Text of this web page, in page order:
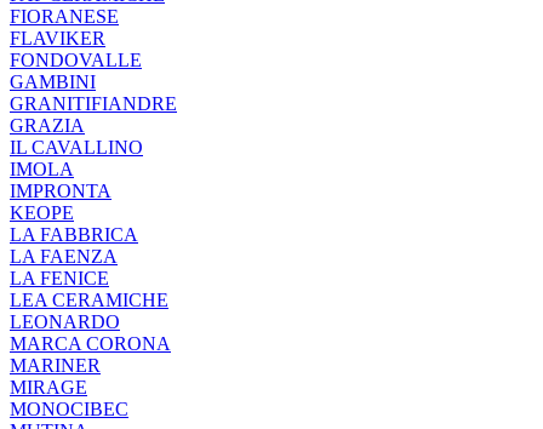
FIORANESE
FLAVIKER
FONDOVALLE
GAMBINI
GRANITIFIANDRE
GRAZIA
IL CAVALLINO
IMOLA
IMPRONTA
KEOPE
LA FABBRICA
LA FAENZA
LA FENICE
LEA CERAMICHE
LEONARDO
MARCA CORONA
MARINER
MIRAGE
MONOCIBEC